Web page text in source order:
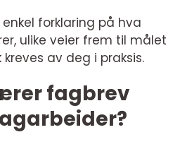
forklaring på hva
ulike veier frem til målet
av deg i praksis.
fagbrev